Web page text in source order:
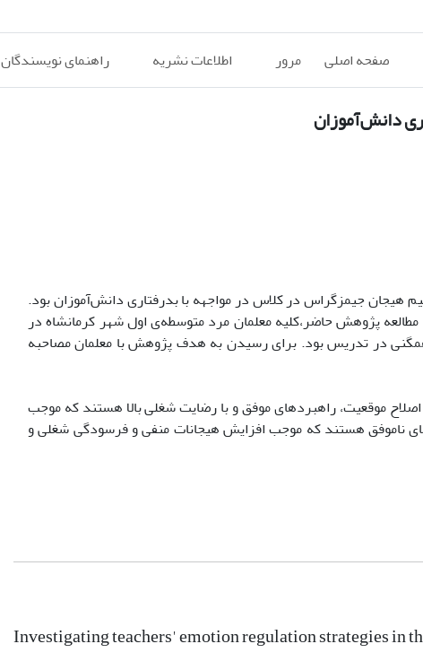
صفحه اصلی مرور اطلاعات نشریه راهنمای نویسندگان
دانش‌آموزان
جیمزگراس در کلاس در مواجهه با بدرفتاری دانش‌آموزان بود.
پژوهش حاضر،کلیه معلمان مرد متوسطه‌ی اول شهر کرمانشاه در
ناهمگنی در تدریس بود. برای رسیدن به هدف پژوهش با معلمان مصاحبه
موقعیت، راهبردهای موفق و با رضایت شغلی بالا هستند که موجب
ناموفق هستند که موجب افزایش هیجانات منفی و فرسودگی شغلی و
Investigating teachers' emotion regulation strategies in